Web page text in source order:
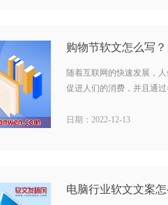
随着互联网的快速发展，
促进人们的消费，并且通
日期：2022-12-13